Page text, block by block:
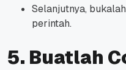
Selanjutnya,
perintah.
5. Buatlah